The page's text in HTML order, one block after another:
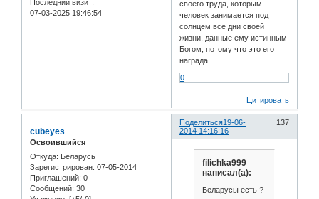
Последний визит:
07-03-2025 19:46:54
своего труда, которым
человек занимается под
солнцем все дни своей
жизни, данные ему истинным
Богом, потому что это его
награда.
0
Цитировать
Поделиться 137
19-06-
2014 14:16:16
cubeyes
Освоившийся
Откуда: Беларусь
Зарегистрирован: 07-05-2014
Приглашений: 0
Сообщений: 30
filichka999
написал(а):
Беларусы есть ?